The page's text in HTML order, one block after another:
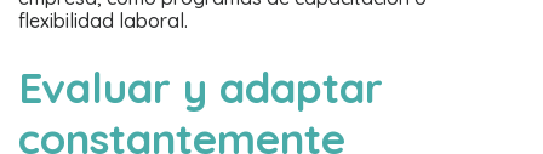
flexibilidad laboral.
Evaluar y adaptar
constantemente